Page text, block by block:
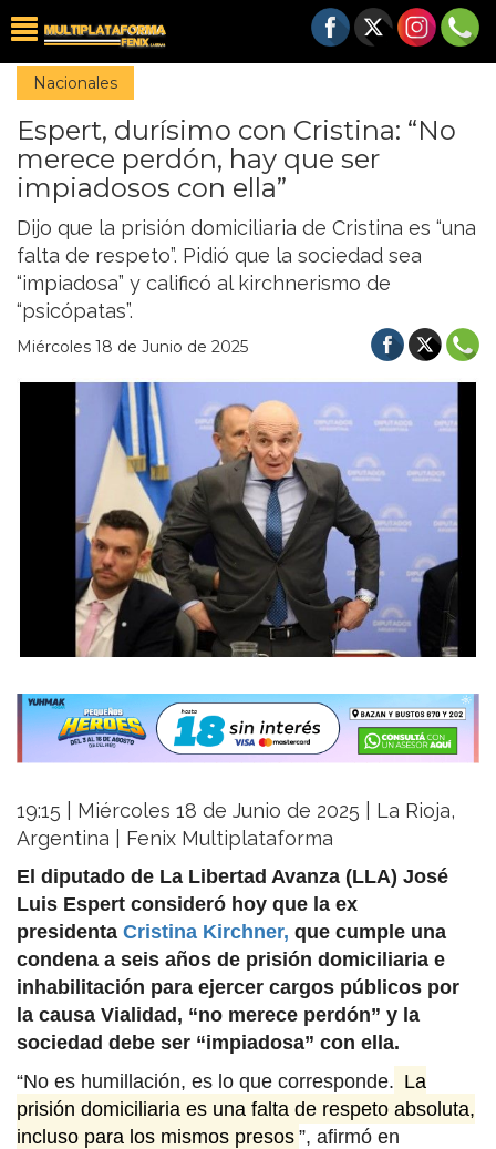
Nacionales
Espert, durísimo con Cristina: “No
merece perdón, hay que ser
impiadosos con ella”
Dijo que la prisión domiciliaria de Cristina es “una
falta de respeto”. Pidió que la sociedad sea
“impiadosa” y calificó al kirchnerismo de
“psicópatas”.
Miércoles 18 de Junio de 2025
19:15 | Miércoles 18 de Junio de 2025 | La Rioja,
Argentina | Fenix Multiplataforma
El diputado de La Libertad Avanza (LLA) José
Luis Espert consideró hoy que la ex
presidenta Cristina Kirchner, que cumple una
condena a seis años de prisión domiciliaria e
inhabilitación para ejercer cargos públicos por
la causa Vialidad, “no merece perdón” y la
sociedad debe ser “impiadosa” con ella.
“No es humillación, es lo que corresponde. La
prisión domiciliaria es una falta de respeto absoluta,
incluso para los mismos presos ”, afirmó en